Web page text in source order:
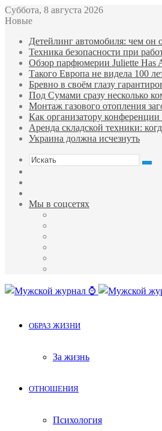
Суббота, 8 августа 2026
Новые
Детейлинг автомобиля: чем он
Техника безопасности при
Обзор парфюмерии Juliette Has
Такого Европа не видела 100
Бревно в своём глазу
Под Сумами сразу несколько
Монтаж газового отопления
Как организатору конференции
Аренда складской техники:
Украина должна исчезнуть
Мы в соцсетях
Меню
ОБРАЗ ЖИЗНИ
За жизнь
ОТНОШЕНИЯ
Психология